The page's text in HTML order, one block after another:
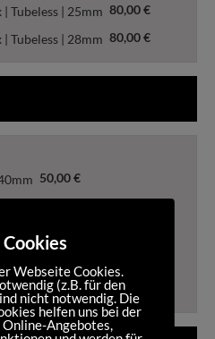
Tubeless | 25mm 80,00€
Tubeless | 28mm 80,00€
50,00€
50,00€
Webseite Cookies.
(z.B. für den
nicht notwendig. Die
helfen uns bei der
Angebotes,